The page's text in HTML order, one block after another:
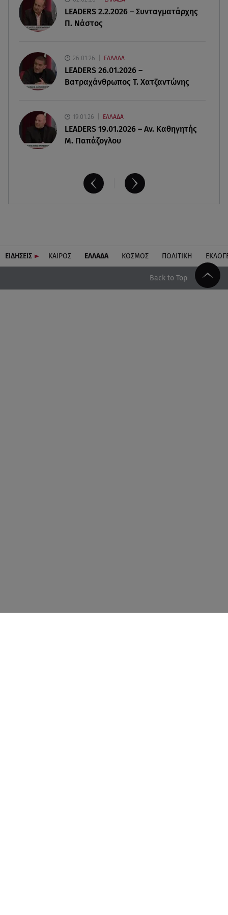
- Σηκώθηκαν εναέρια μέσα
07.08.26 , 18:34
Κυκλάδες
LEADERS 2.2.2026 – Συνταγματάρχης
Π. Νάστος
26.01.26 ΕΛΛΑΔΑ
LEADERS 26.01.2026 –
Βατραχάνθρωπος Τ. Χατζαντώνης
19.01.26 ΕΛΛΑΔΑ
LEADERS 19.01.2026 – Αν. Καθηγητής
Μ. Παπάζογλου
ΕΙΔΗΣΕΙΣ ΚΑΙΡΟΣ ΕΛΛΑΔΑ ΚΟΣΜΟΣ ΠΟΛΙΤΙΚΗ
Back to Top